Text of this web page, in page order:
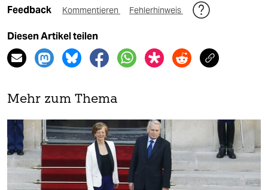
Feedback Kommentieren Fehlerhinweis
Diesen Artikel teilen
Mehr zum Thema